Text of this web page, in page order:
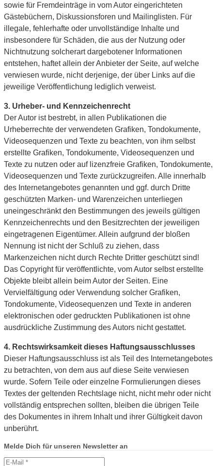
sowie für Fremdeinträge in vom Autor eingerichteten
Gästebüchern, Diskussionsforen und Mailinglisten. Für
illegale, fehlerhafte oder unvollständige Inhalte und
insbesondere für Schäden, die aus der Nutzung oder
Nichtnutzung solcherart dargebotener Informationen
entstehen, haftet allein der Anbieter der Seite, auf welche
verwiesen wurde, nicht derjenige, der über Links auf die
jeweilige Veröffentlichung lediglich verweist.
3. Urheber- und Kennzeichenrecht
Der Autor ist bestrebt, in allen Publikationen die
Urheberrechte der verwendeten Grafiken, Tondokumente,
Videosequenzen und Texte zu beachten, von ihm selbst
erstellte Grafiken, Tondokumente, Videosequenzen und
Texte zu nutzen oder auf lizenzfreie Grafiken, Tondokumente,
Videosequenzen und Texte zurückzugreifen. Alle innerhalb
des Internetangebotes genannten und ggf. durch Dritte
geschützten Marken- und Warenzeichen unterliegen
uneingeschränkt den Bestimmungen des jeweils gültigen
Kennzeichenrechts und den Besitzrechten der jeweiligen
eingetragenen Eigentümer. Allein aufgrund der bloßen
Nennung ist nicht der Schluß zu ziehen, dass
Markenzeichen nicht durch Rechte Dritter geschützt sind!
Das Copyright für veröffentlichte, vom Autor selbst erstellte
Objekte bleibt allein beim Autor der Seiten. Eine
Vervielfältigung oder Verwendung solcher Grafiken,
Tondokumente, Videosequenzen und Texte in anderen
elektronischen oder gedruckten Publikationen ist ohne
ausdrückliche Zustimmung des Autors nicht gestattet.
4. Rechtswirksamkeit dieses Haftungsausschlusses
Dieser Haftungsausschluss ist als Teil des Internetangebotes
zu betrachten, von dem aus auf diese Seite verwiesen
wurde. Sofern Teile oder einzelne Formulierungen dieses
Textes der geltenden Rechtslage nicht, nicht mehr oder nicht
vollständig entsprechen sollten, bleiben die übrigen Teile
des Dokumentes in ihrem Inhalt und ihrer Gültigkeit davon
unberührt.
Melde Dich für unseren Newsletter an